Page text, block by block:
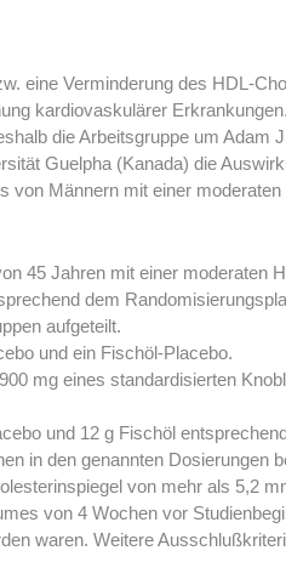
eine Verminderung des HDL-
kardiovaskulärer
die Arbeitsgruppe um Adam
Guelpha (Kanada) die
von Männern mit einer
45 Jahren mit einer moderaten
dem
aufgeteilt.
und ein Fischöl-Placebo.
mg eines standardisierten
und 12 g Fischöl
in den genannten Dosierungen
von mehr als 5,2
von 4 Wochen vor
waren. Weitere